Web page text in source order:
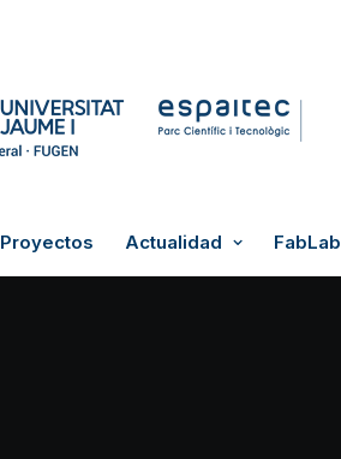
Proyectos Actualidad FabLab